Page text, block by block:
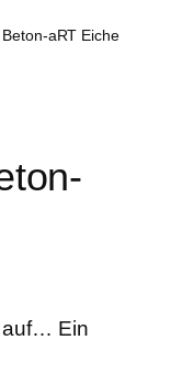
aRT Eiche
auf… Ein